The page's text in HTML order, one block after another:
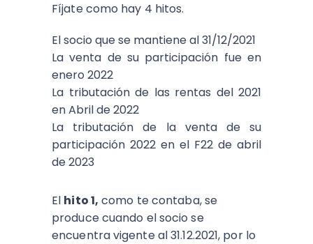
Fíjate como hay 4 hitos.
El socio que se mantiene al 31/12/2021
La venta de su participación fue en
enero 2022
La tributación de las rentas del 2021
en Abril de 2022
La tributación de la venta de su
participación 2022 en el F22 de abril
de 2023
El hito 1, como te contaba, se
produce cuando el socio se
encuentra vigente al 31.12.2021, por lo